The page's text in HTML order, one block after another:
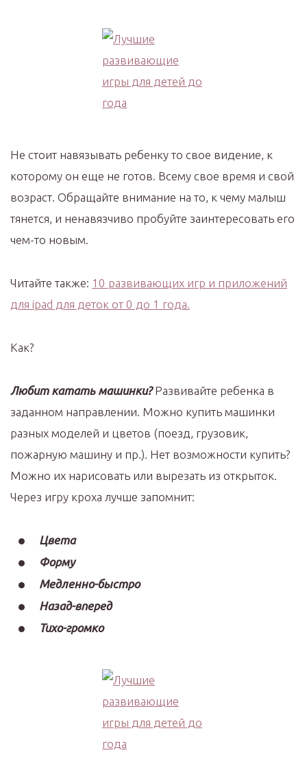
Не стоит навязывать ребенку то свое видение, к
которому он еще не готов. Всему свое время и свой
возраст. Обращайте внимание на то, к чему малыш
тянется, и ненавязчиво пробуйте заинтересовать его
чем-то новым.
Читайте также: 10 развивающих игр и приложений
для ipad для деток от 0 до 1 года.
Как?
Любит катать машинки? Развивайте ребенка в
заданном направлении. Можно купить машинки
разных моделей и цветов (поезд, грузовик,
пожарную машину и пр.). Нет возможности купить?
Можно их нарисовать или вырезать из открыток.
Через игру кроха лучше запомнит:
Цвета
Форму
Медленно-быстро
Назад-вперед
Тихо-громко